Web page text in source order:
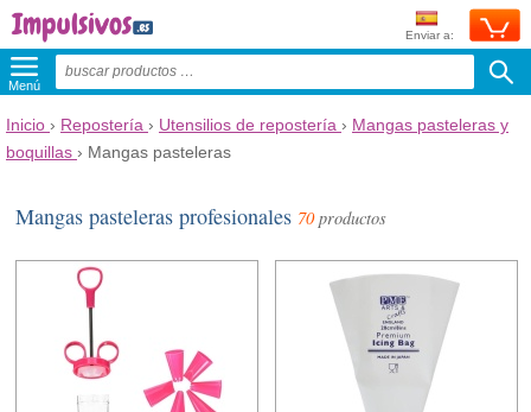
Enviar a:
Menú
Inicio › Repostería › Utensilios de repostería › Mangas pasteleras y
boquillas › Mangas pasteleras
Mangas pasteleras profesionales 70productos